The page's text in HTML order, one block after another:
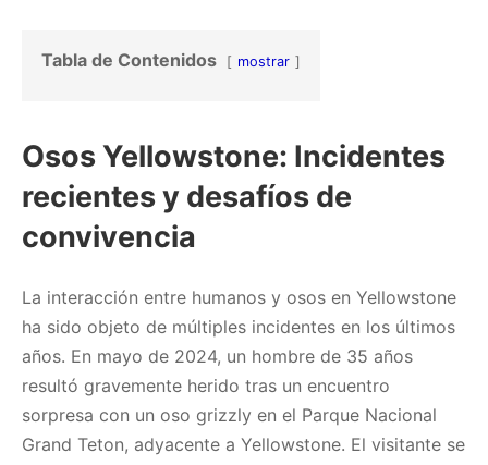
Tabla de Contenidos mostrar
Osos Yellowstone: Incidentes
recientes y desafíos de
convivencia
La interacción entre humanos y osos en Yellowstone
ha sido objeto de múltiples incidentes en los últimos
años. En mayo de 2024, un hombre de 35 años
resultó gravemente herido tras un encuentro
sorpresa con un oso grizzly en el Parque Nacional
Grand Teton, adyacente a Yellowstone. El visitante se